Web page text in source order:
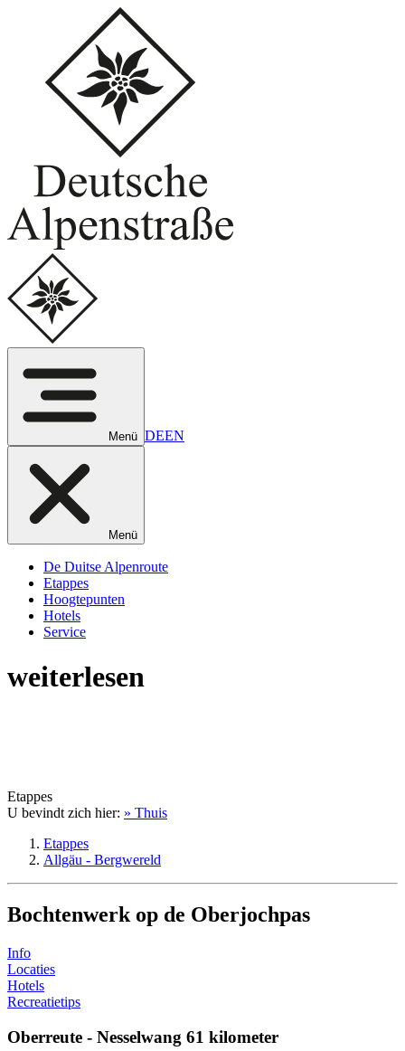
Menü DEEN
Menü
De Duitse Alpenroute
Etappes
Hoogtepunten
Hotels
Service
weiterlesen
Etappes
U bevindt zich hier: » Thuis
Etappes
Allgäu - Bergwereld
Bochtenwerk op de Oberjochpas
Info
Locaties
Hotels
Recreatietips
Oberreute - Nesselwang 61 kilometer